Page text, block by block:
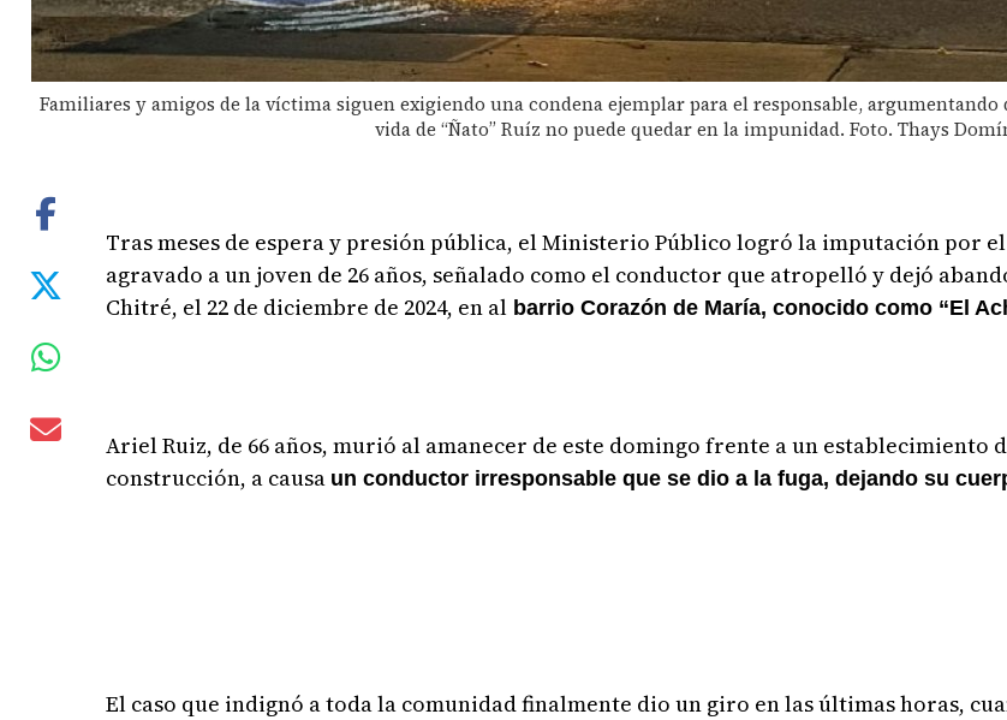
Familiares y amigos de la víctima siguen exigiendo una condena ejemplar para el responsable, argumentando
vida de “Ñato” Ruíz no puede quedar en la impunidad. Foto. Thays
Tras meses de espera y presión pública, el Ministerio Público logró la imputación por
agravado a un joven de 26 años, señalado como el conductor que atropelló y dejó
Chitré, el 22 de diciembre de 2024, en al barrio Corazón de María, conocido como “El
Ariel Ruiz, de 66 años, murió al amanecer de este domingo frente a un establecimiento
construcción, a causa un conductor irresponsable que se dio a la fuga, dejando su
El caso que indignó a toda la comunidad finalmente dio un giro en las últimas horas,